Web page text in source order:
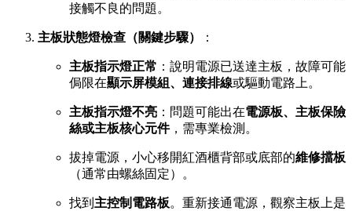
接觸不良的問題。
主板狀態燈檢查（關鍵步驟） ：
主板指示燈正常 ：說明電源已送達主板，故障可能
侷限在顯示屏模組、連接排線或驅動電路上。
主板指示燈不亮 ：問題可能出在電源板、主板保險
絲或主板核心元件，需專業檢測。
拔掉電源，小心移開紅酒櫃背部或底部的維修擋板
（通常由螺絲固定）。
找到 主控制電路板。重新接通電源，觀察主板上是